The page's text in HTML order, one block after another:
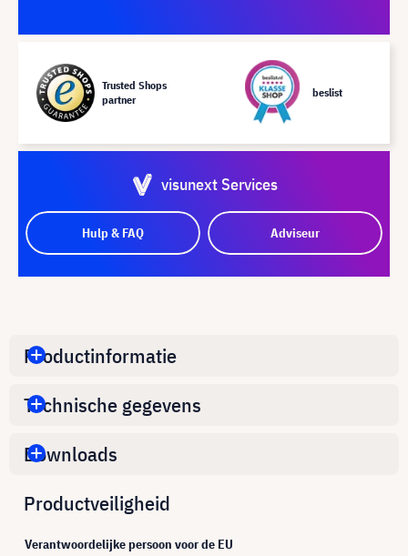
Trusted Shops
partner
beslist
visunext Services
Hulp & FAQ Adviseur
Productinformatie
Technische gegevens
Downloads
Productveiligheid
Verantwoordelijke persoon voor de EU